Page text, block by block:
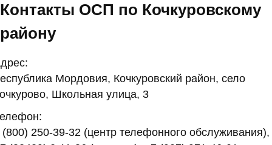
Контакты ОСП по Кочкуровскому
району
Мордовия, Кочкуровский район, село
Школьная улица, 3
(800) 250-39-32 (центр телефонного обслуживания),